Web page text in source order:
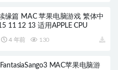
缘篇 MAC 苹果电脑游戏 繁体中
11 12 13 适用APPLE CPU
4 年前 130
MAC苹果电脑游